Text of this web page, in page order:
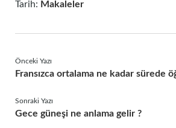
Tarih: Makaleler
Önceki Yazı
Fransızca ortalama ne kadar sürede
Sonraki Yazı
Gece güneşi ne anlama gelir ?